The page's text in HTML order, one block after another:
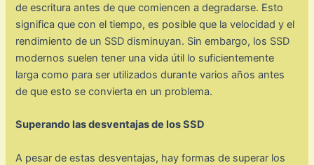
de escritura antes de que comiencen a degradarse. Esto
significa que con el tiempo, es posible que la velocidad y el
rendimiento de un SSD disminuyan. Sin embargo, los SSD
modernos suelen tener una vida útil lo suficientemente
larga como para ser utilizados durante varios años antes
de que esto se convierta en un problema.
Superando las desventajas de los SSD
A pesar de estas desventajas, hay formas de superar los